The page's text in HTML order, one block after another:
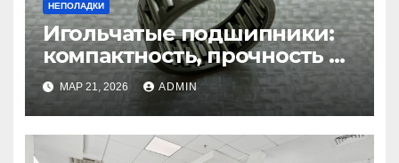
НЕПОЛАДКИ
Игольчатые подшипники:
компактность, прочность и
надежность в механизмах
МАР 21, 2026 ADMIN